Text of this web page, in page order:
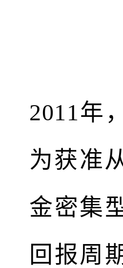
2011年
为获准
金密集
回报周